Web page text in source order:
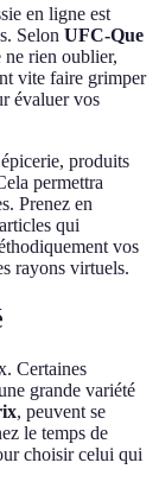
en ligne est
Selon UFC-Que
ne rien oublier,
vite faire grimper
évaluer vos
produits
permettra
Prenez en
qui
vos
rayons virtuels.
Certaines
grande variété
, peuvent se
le temps de
choisir celui qui